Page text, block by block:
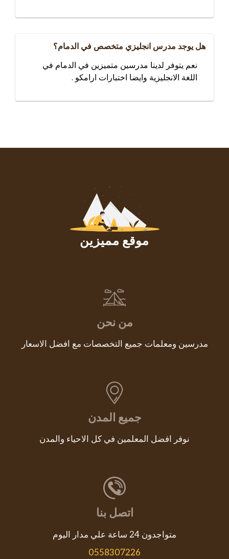
هل يوجد مدرس انجليزي متخصص في الدمام؟
نعم يتوفر لدينا مدرسين متميزين في الدمام في
اللغة الانجليزية وايضا اختبارات ارامكو .
موقع مميزين
من نحن
مدرسين ومعلمات جميع التخصصات مع افضل الاسعار
جميع المدن
نوفر افضل المعلمين في كل الاحياء والمدن
اتصل بنا
متواجدون 24 ساعة علي مدار اليوم
0558307226